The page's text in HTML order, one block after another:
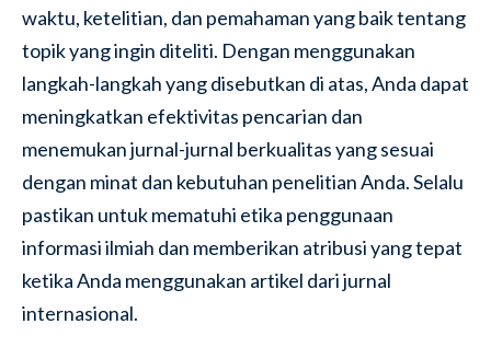
waktu, ketelitian, dan pemahaman yang baik tentang
topik yang ingin diteliti. Dengan menggunakan
langkah-langkah yang disebutkan di atas, Anda dapat
meningkatkan efektivitas pencarian dan
menemukan jurnal-jurnal berkualitas yang sesuai
dengan minat dan kebutuhan penelitian Anda. Selalu
pastikan untuk mematuhi etika penggunaan
informasi ilmiah dan memberikan atribusi yang tepat
ketika Anda menggunakan artikel dari jurnal
internasional.